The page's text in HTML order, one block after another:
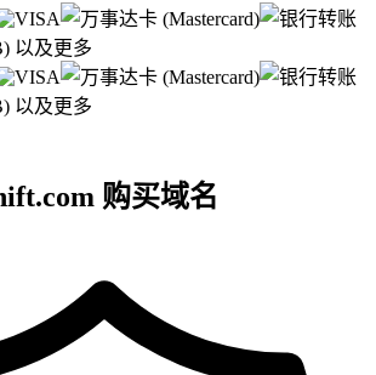
以及更多
以及更多
购买域名